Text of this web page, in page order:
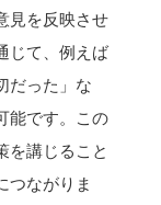
見を反映させ
じて、例えば
だった」な
能です。この
を講じること
つながりま